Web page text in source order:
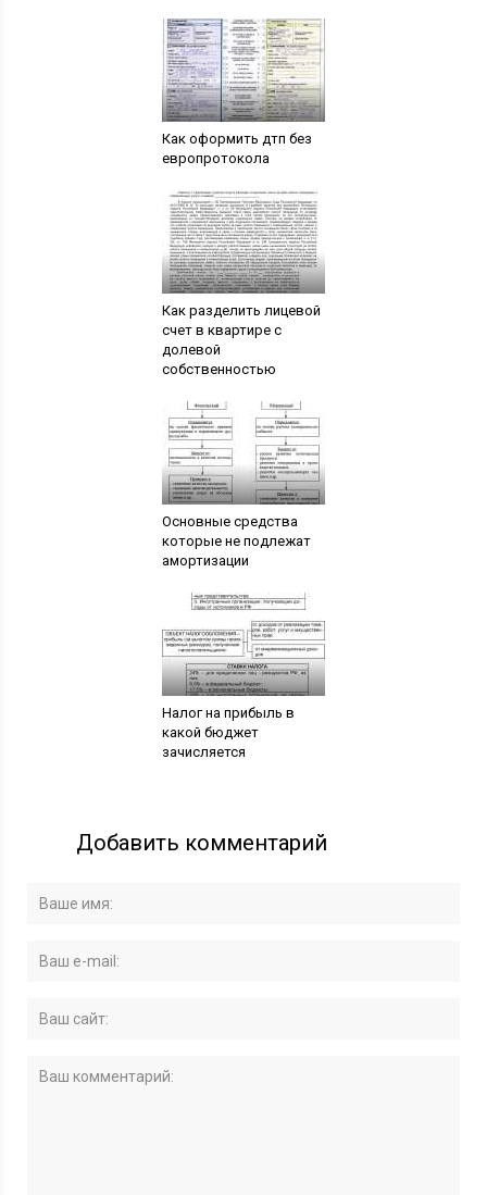
Как оформить дтп без
европротокола
Как разделить лицевой
счет в квартире с
долевой
собственностью
Основные средства
которые не подлежат
амортизации
Налог на прибыль в
какой бюджет
зачисляется
Добавить комментарий